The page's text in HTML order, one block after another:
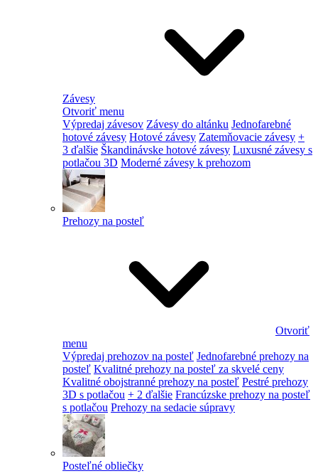
Závesy
Otvoriť menu
Výpredaj závesov Závesy do altánku Jednofarebné
hotové závesy Hotové závesy Zatemňovacie závesy +
3 ďalšie Škandinávske hotové závesy Luxusné závesy s
potlačou 3D Moderné závesy k prehozom
Prehozy na posteľ
Otvoriť
menu
Výpredaj prehozov na posteľ Jednofarebné prehozy na
posteľ Kvalitné prehozy na posteľ za skvelé ceny
Kvalitné obojstranné prehozy na posteľ Pestré prehozy
3D s potlačou + 2 ďalšie Francúzske prehozy na posteľ
s potlačou Prehozy na sedacie súpravy
Posteľné obliečky